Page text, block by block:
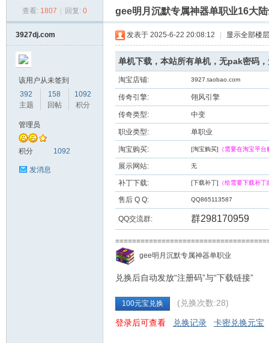
索
› ›
查看: 1807 回复: 0 gee明月沉默专属神器单职业16大
3927dj.com
该用户从未签到
392
主题
158
回帖
1092
积分
管理员
积分 1092
发消息
发表于 2025-6-22 20:08:12 显示全部楼层
单机下载，本站所有单机，无pak密码
淘宝店铺: 3927.taobao.com
传奇引擎: 翎风引擎
传奇类型: 中变
职业类型: 单职业
淘宝购买: [淘宝购买] （需要在淘宝平
展示网站: 无
补丁下载: [下载补丁] （给需要下载补
售后 Q Q: QQ865113587
QQ交流群: 群298170959
gee明月沉默专属神器单职业
兑换后自动发放“注册码”与“下载链接”
100元宝兑换 (兑换次数:28)
登录后可查看 兑换记录 卡密兑换元宝